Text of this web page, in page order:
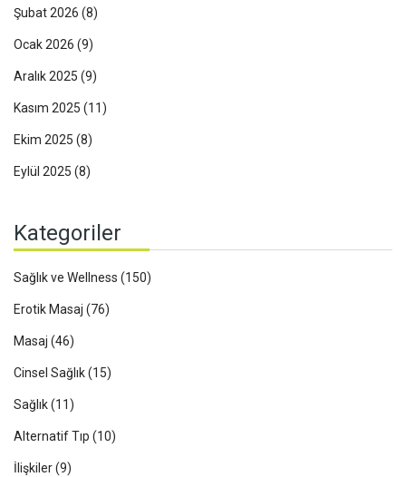
Şubat 2026 (8)
Ocak 2026 (9)
Aralık 2025 (9)
Kasım 2025 (11)
Ekim 2025 (8)
Eylül 2025 (8)
Kategoriler
Sağlık ve Wellness (150)
Erotik Masaj (76)
Masaj (46)
Cinsel Sağlık(15)
Sağlık(11)
Alternatif Tıp (10)
İlişkiler(9)